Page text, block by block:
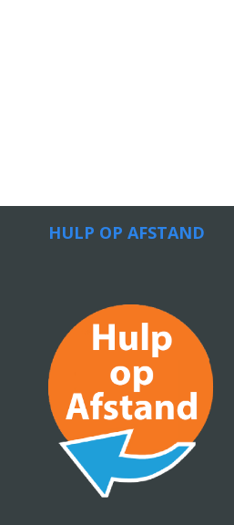
HULP OP AFSTAND